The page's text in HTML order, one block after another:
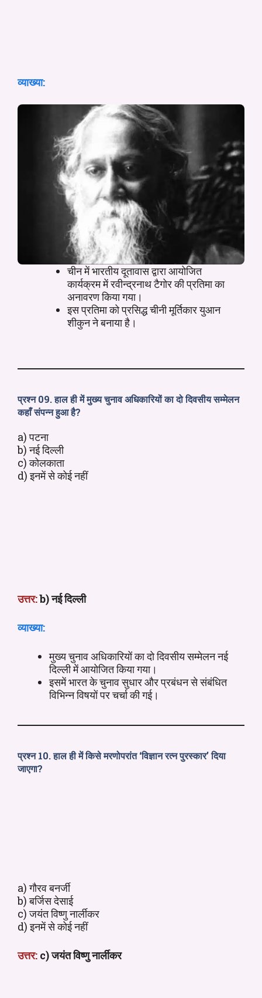
व्याख्या:
चीन में भारतीय दूतावास द्वारा आयोजित
कार्यक्रम में रवीन्द्रनाथ टैगोर की प्रतिमा का
अनावरण किया गया।
इस प्रतिमा को प्रसिद्ध चीनी मूर्तिकार युआन
शीकुन ने बनाया है।
प्रश्न 09. हाल ही में मुख्य चुनाव अधिकारियों का दो दिवसीय सम्मेलन
कहाँ संपन्न हुआ है?
a) पटना
b) नई दिल्ली
c) कोलकाता
d) इनमें से कोई नहीं
उत्तर:b) नई दिल्ली
व्याख्या:
मुख्य चुनाव अधिकारियों का दो दिवसीय सम्मेलन नई
दिल्ली में आयोजित किया गया।
इसमें भारत के चुनाव सुधार और प्रबंधन से संबंधित
विभिन्न विषयों पर चर्चा की गई।
प्रश्न 10. हाल ही में किसे मरणोपरांत ‘विज्ञान रत्न पुरस्कार’ दिया
जाएगा?
a) गौरव बनर्जी
b) बर्जिस देसाई
c) जयंत विष्णु नार्लीकर
d) इनमें से कोई नहीं
उत्तर: c) जयंत विष्णु नार्लीकर